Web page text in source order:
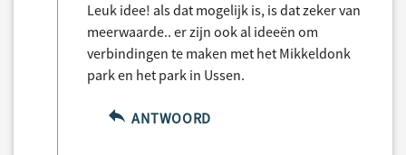
Leuk idee! als dat mogelijk is, is dat zeker van
meerwaarde.. er zijn ook al ideeën om
verbindingen te maken met het Mikkeldonk
park en het park in Ussen.
ANTWOORD